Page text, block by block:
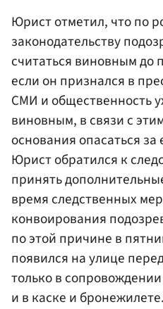
Юрист отметил, что по
законодательству
считаться виновным до
если он признался в
СМИ и общественность
виновным, в связи с
основания опасаться за
Юрист обратился к
принять
время следственных
конвоирования
по этой причине в
появился на улице
только в
и в каске и бронежилете.